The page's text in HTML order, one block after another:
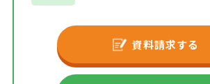
資料請求する